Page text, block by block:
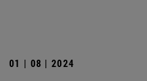
01 | 08 | 2024